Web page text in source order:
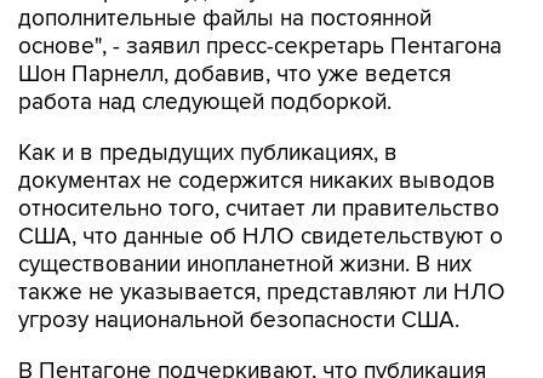
дополнительные файлы на постоянной
основе", - заявил пресс-секретарь Пентагона
Шон Парнелл, добавив, что уже ведется
работа над следующей подборкой.
Как и в предыдущих публикациях, в
документах не содержится никаких выводов
относительно того, считает ли правительство
США, что данные об НЛО свидетельствуют о
существовании инопланетной жизни. В них
также не указывается, представляют ли НЛО
угрозу национальной безопасности США.
В Пентагоне подчеркивают, что публикация